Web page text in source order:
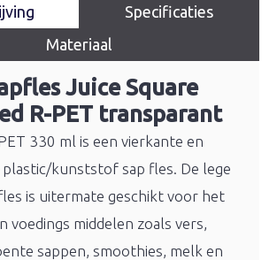
Specificaties
Materiaal
Juice Square
R-PET transparant
330 ml is een vierkante en
kunststof sap fles. De lege
is uitermate geschikt voor het
voedings middelen zoals vers,
sappen, smoothies, melk en